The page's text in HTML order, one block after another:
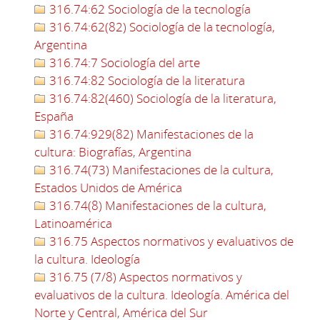
316.74:62 Sociología de la tecnología
316.74:62(82) Sociología de la tecnología,
Argentina
316.74:7 Sociología del arte
316.74:82 Sociología de la literatura
316.74:82(460) Sociología de la literatura,
España
316.74:929(82) Manifestaciones de la
cultura: Biografías, Argentina
316.74(73) Manifestaciones de la cultura,
Estados Unidos de América
316.74(8) Manifestaciones de la cultura,
Latinoamérica
316.75 Aspectos normativos y evaluativos de
la cultura. Ideología
316.75 (7/8) Aspectos normativos y
evaluativos de la cultura. Ideología. América del
Norte y Central, América del Sur